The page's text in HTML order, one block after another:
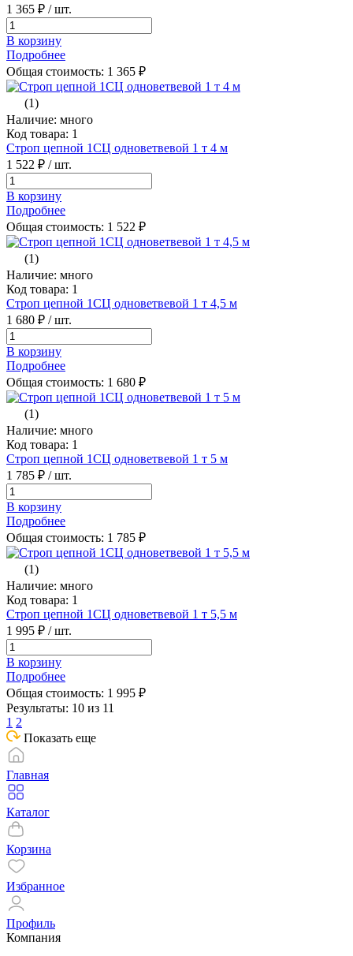
1 365 ₽ / шт.
В корзину
Подробнее
Общая стоимость: 1 365 ₽
(1)
Наличие: много
Код товара: 1
Строп цепной 1СЦ одноветвевой 1 т 4 м
1 522 ₽ / шт.
В корзину
Подробнее
Общая стоимость: 1 522 ₽
(1)
Наличие: много
Код товара: 1
Строп цепной 1СЦ одноветвевой 1 т 4,5 м
1 680 ₽ / шт.
В корзину
Подробнее
Общая стоимость: 1 680 ₽
(1)
Наличие: много
Код товара: 1
Строп цепной 1СЦ одноветвевой 1 т 5 м
1 785 ₽ / шт.
В корзину
Подробнее
Общая стоимость: 1 785 ₽
(1)
Наличие: много
Код товара: 1
Строп цепной 1СЦ одноветвевой 1 т 5,5 м
1 995 ₽ / шт.
В корзину
Подробнее
Общая стоимость: 1 995 ₽
Результаты: 10 из 11
1 2
Показать еще
Главная
Каталог
Корзина
Избранное
Профиль
Компания